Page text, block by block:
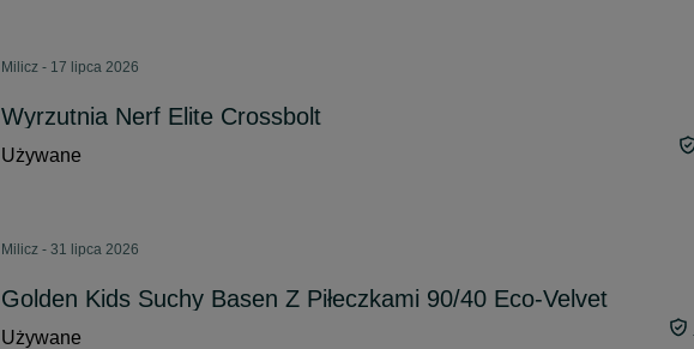
Milicz - 17 lipca 2026
Wyrzutnia Nerf Elite Crossbolt
Używane
Milicz - 31 lipca 2026
Golden Kids Suchy Basen Z Piłeczkami 90/40 Eco-Velvet
Używane